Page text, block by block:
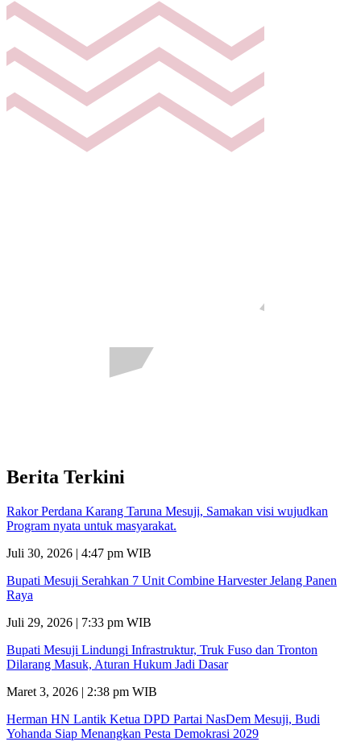
Berita Terkini
Rakor Perdana Karang Taruna Mesuji, Samakan visi wujudkan
Program nyata untuk masyarakat.
Juli 30, 2026 | 4:47 pm WIB
Bupati Mesuji Serahkan 7 Unit Combine Harvester Jelang Panen
Raya
Juli 29, 2026 | 7:33 pm WIB
Bupati Mesuji Lindungi Infrastruktur, Truk Fuso dan Tronton
Dilarang Masuk, Aturan Hukum Jadi Dasar
Maret 3, 2026 | 2:38 pm WIB
Herman HN Lantik Ketua DPD Partai NasDem Mesuji, Budi
Yohanda Siap Menangkan Pesta Demokrasi 2029